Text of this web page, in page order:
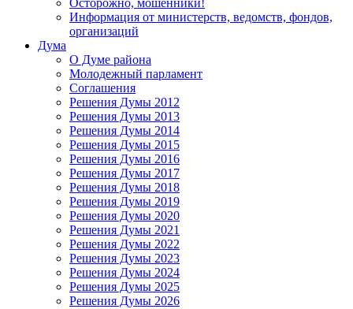
Информация от министерств, ведомств, фондов,
организаций
Дума
О Думе района
Молодежный парламент
Соглашения
Решения Думы 2012
Решения Думы 2013
Решения Думы 2014
Решения Думы 2015
Решения Думы 2016
Решения Думы 2017
Решения Думы 2018
Решения Думы 2019
Решения Думы 2020
Решения Думы 2021
Решения Думы 2022
Решения Думы 2023
Решения Думы 2024
Решения Думы 2025
Решения Думы 2026